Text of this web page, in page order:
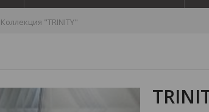
Коллекция "TRINITY"